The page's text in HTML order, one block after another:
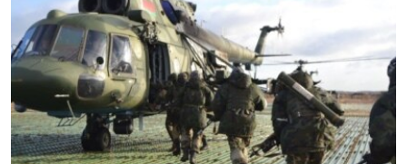
КАЛЯНДАР
НА ХВАЛЯХ СВАБОДЫ